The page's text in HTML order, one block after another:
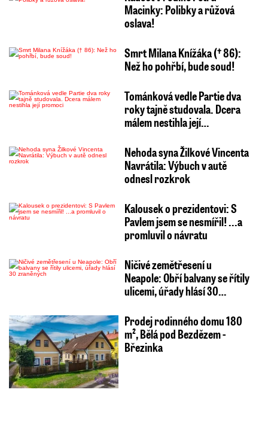
Macinky: Polibky a růžová
oslava!
Smrt Milana Knížáka († 86):
Než ho pohřbí, bude soud!
Tománková vedle Partie dva
roky tajně studovala. Dcera
málem nestihla její…
Nehoda syna Žilkové Vincenta
Navrátila: Výbuch v autě
odnesl rozkrok
Kalousek o prezidentovi: S
Pavlem jsem se nesmířil! ...a
promluvil o návratu
Ničivé zemětřesení u
Neapole: Obří balvany se řítily
ulicemi, úřady hlásí 30…
Prodej rodinného domu 180
m², Bělá pod Bezdězem -
Březinka